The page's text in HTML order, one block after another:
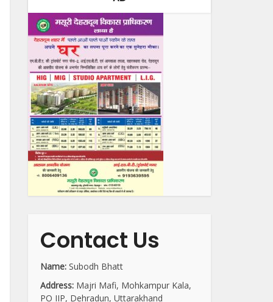
Contact Us
Name: Subodh Bhatt
Address: Majri Mafi, Mohkampur Kala,
PO IIP, Dehradun, Uttarakhand